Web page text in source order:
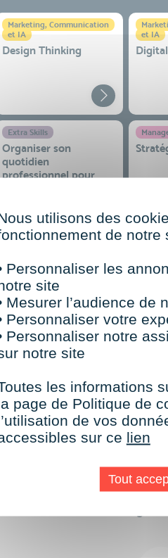
Marketing, Communication
et IA
Design Thinking
et IA
Extra Skills
Organiser son
quotidien
professionnel pour
Faire le
100% des
utilisons des
de notre
Personnaliser les
site
Mesurer l’audience de
Personnaliser votre
Personnaliser notre
notre site
les informations
page de Politique de
de vos
sur ce lien
Tout